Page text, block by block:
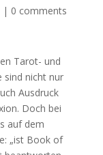
| 0 comments
Tarot- und
sind nicht nur
Ausdruck
Doch bei
auf dem
„ist Book of